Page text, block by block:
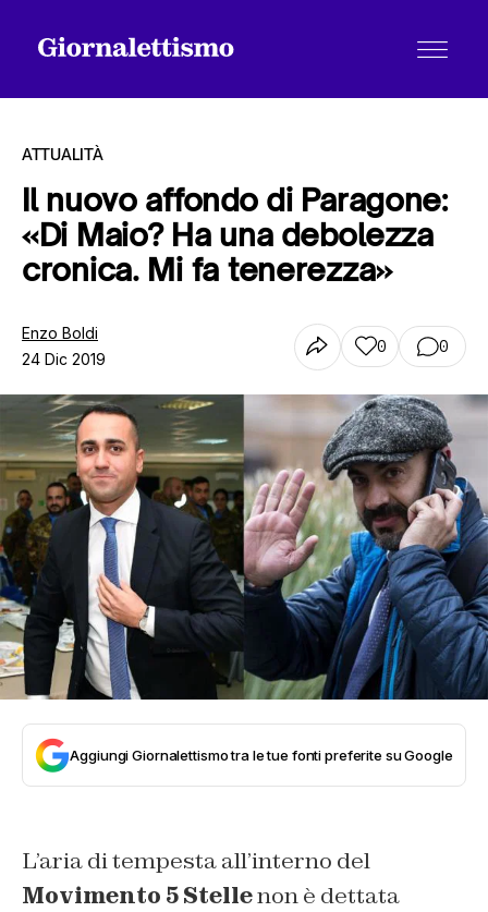
Tutti gli articoli
Chi siamo
Contatti
ATTUALITÀ
Il nuovo affondo di Paragone:
«Di Maio? Ha una debolezza
cronica. Mi fa tenerezza»
Enzo Boldi
24 Dic 2019
0 0
Aggiungi Giornalettismo tra le tue fonti preferite su Google
L’aria di tempesta all’interno del
Movimento 5 Stellenon è dettata